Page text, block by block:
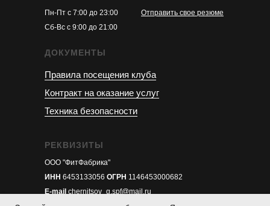
Пн-Пт с 7:00 до 23:00
Сб-Вс с 9:00 до 21:00
ДОКУМЕНТЫ
Правила посещения клуба
Контракт на оказание услуг
Техника безопасности
Отправить свое резюме
РЕКВИЗИТЫ
ООО "ФитФабрика"
ИНН 6453133056 ОГРН 1146453000682
E-mail chernitsov_g.spf@mail.ru